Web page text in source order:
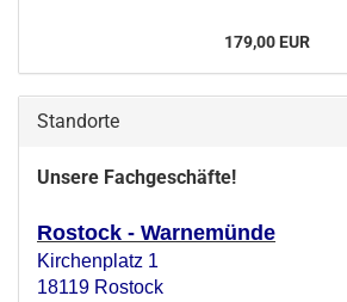
179,00 EUR
Standorte
Unsere Fachgeschäfte!
Rostock - Warnemünde
Kirchenplatz 1
18119 Rostock